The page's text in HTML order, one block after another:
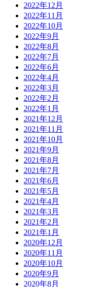
2022年12月
2022年11月
2022年10月
2022年9月
2022年8月
2022年7月
2022年6月
2022年4月
2022年3月
2022年2月
2022年1月
2021年12月
2021年11月
2021年10月
2021年9月
2021年8月
2021年7月
2021年6月
2021年5月
2021年4月
2021年3月
2021年2月
2021年1月
2020年12月
2020年11月
2020年10月
2020年9月
2020年8月